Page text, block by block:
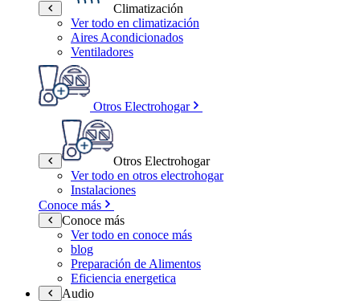
Climatización
Ver todo en climatización
Aires Acondicionados
Ventiladores
Otros Electrohogar
Otros Electrohogar
Ver todo en otros electrohogar
Instalaciones
Conoce más
Conoce más
Ver todo en conoce más
blog
Preparación de Alimentos
Eficiencia energetica
Audio